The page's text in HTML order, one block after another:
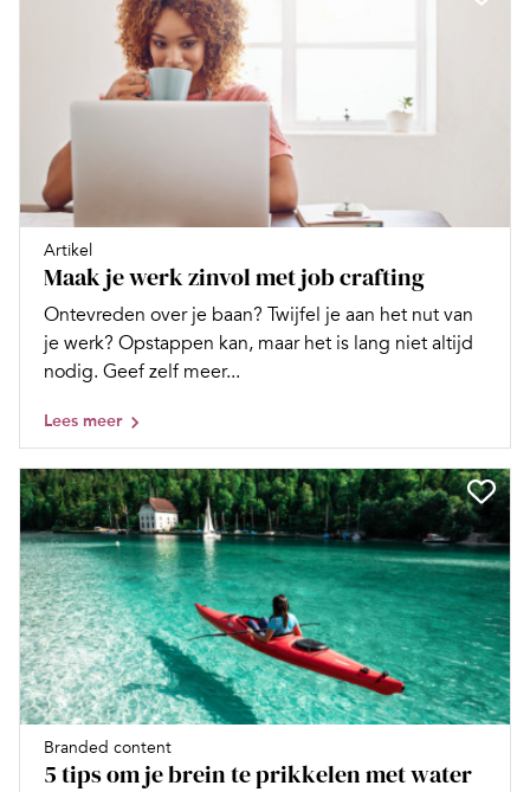
Artikel
Maak je werk zinvol met job crafting
Ontevreden over je baan? Twijfel je aan het nut van
je werk? Opstappen kan, maar het is lang niet altijd
nodig. Geef zelf meer...
Lees meer
Branded content
5 tips om je brein te prikkelen met water